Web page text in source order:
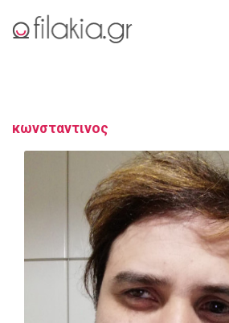
κωνσταντινος